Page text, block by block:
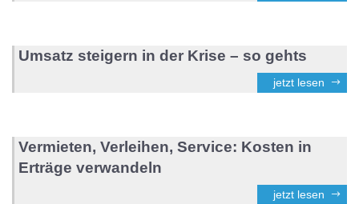
Umsatz steigern in der Krise – so gehts
jetzt lesen
Vermieten, Verleihen, Service: Kosten in
Erträge verwandeln
jetzt lesen